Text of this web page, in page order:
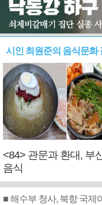
시인 최원준의 음식문화
<84> 관문과 환대, 부
음식
■ 해수부 청사, 북항 국제